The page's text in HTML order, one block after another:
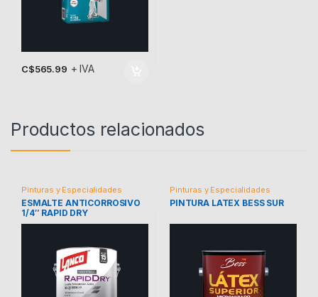
C$565.99 + IVA
Productos relacionados
Pinturas y Especialidades
ESMALTE ANTICORROSIVO
1/4″ RAPID DRY
Pinturas y Especialidades
PINTURA LATEX BESS SUR